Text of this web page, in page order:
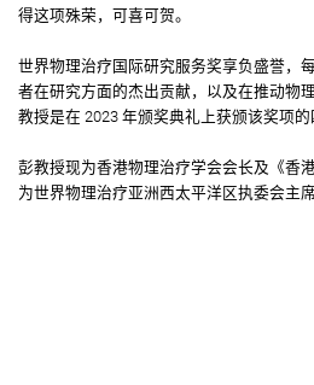
得这项殊荣，可喜可贺。
世界物理治疗国际研究服务奖享负盛誉，
者在研究方面的杰出贡献，以及在推动物
教授是在 2023 年颁奖典礼上获颁该奖项的
彭教授现为香港物理治疗学会会长及《香
为世界物理治疗亚洲西太平洋区执委会主席